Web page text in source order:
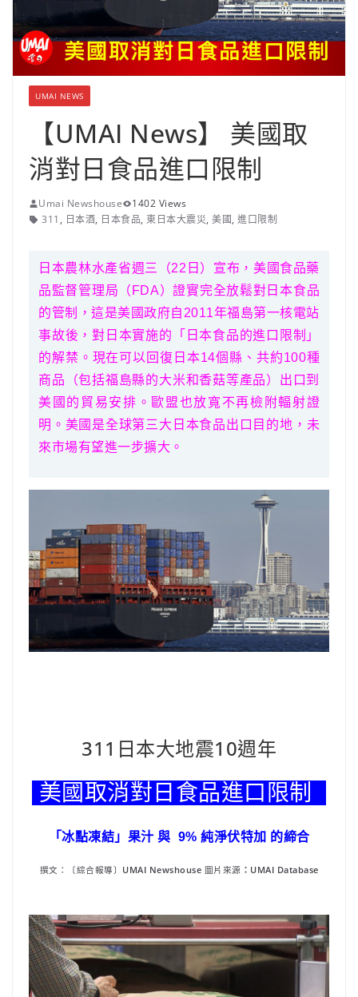
UMAI NEWS
【UMAI News】 美國取
消對日食品進口限制
Umai Newshouse
1402 Views
311 , 日本酒, 日本食品, 東日本大震災, 美國, 進口限制
日本農林水產省週三（22日）宣布，美國食品藥
品監督管理局（FDA）證實完全放鬆對日本食品
的管制，這是美國政府自2011年福島第一核電站
事故後，對日本實施的「日本食品的進口限制」
的解禁。現在可以回復日本14個縣、共約100種
商品（包括福島縣的大米和香菇等產品）出口到
美國的貿易安排。歐盟也放寬不再檢附輻射證
明 。 美國是全球第三大日本食品出口目的地，未
來市場有望進一步擴大。
311日本大地震10週年
美國取消對日食品進口限制
「冰點凍結」果汁 與 9% 純淨伏特加 的締合
撰文：〔綜合報導〕 UMAI Newshouse 圖片來源 ：UMAI Database